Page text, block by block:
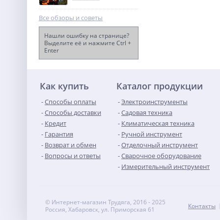
Нейлер акк. Greenworks
GD24BN, 24V, б/щет,100 уд/
(3400707CUA)
Все обзоры и советы
Нашли ошибку на странице?
Выделите её и нажмите Ctrl +
Enter
Как купить
Способы оплаты
Способы доставки
Кредит
Гарантия
Возврат и обмен
Вопросы и ответы
Каталог продукции
Электроинструменты
Садовая техника
Климатическая техника
Ручной инструмент
Отделочный инструмент
Сварочное оборудование
Измерительный инструмент
© Интернет-магазин Трудяга, 2016 - 2025
Россия, Хабаровск, ул. Приморская 61
Контакты